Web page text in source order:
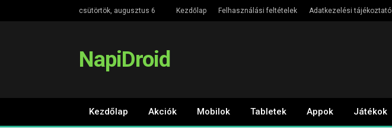
csütörtök, augusztus 6 Kezdőlap Felhasználási feltételek Adatkezelési tájékoztató
NapiDroid
Kezdőlap Akciók Mobilok Tabletek Appok Játékok